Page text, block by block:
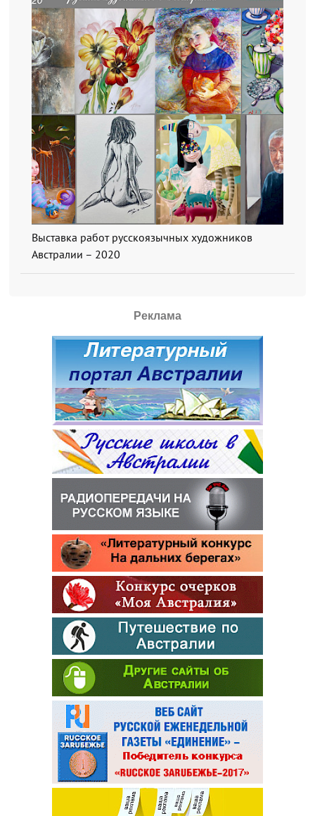
Выставка работ русскоязычных художников
Австралии – 2020
Реклама